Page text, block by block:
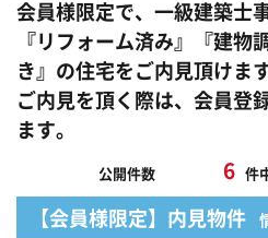
会員様限定で、一級建築士
『リフォーム済み』『建
き』の住宅をご内見頂けます
ご内見を頂く際は、会員登
ます。
公開件数 6 件
【会員様限定】内見物件